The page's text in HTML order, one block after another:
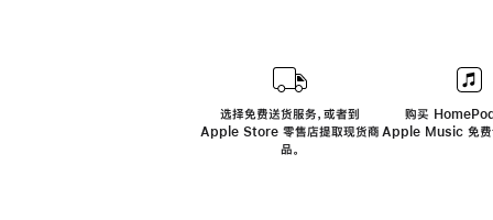
选择免费送货服务，或者到
Apple Store 零售店提取现货商
品。
购买
Apple Music 免费